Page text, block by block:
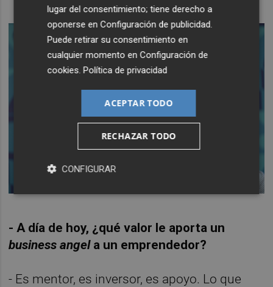
- A día de hoy, ¿qué valor le aporta un
business angela un emprendedor?
- Es mentor, es inversor, es apoyo. Lo que
lugar del consentimiento; tiene derecho a
oponerse enConfiguración de publicidad.
Puede retirar su consentimiento en
cualquier momento enConfiguración de
cookies.Política de privacidad
ACEPTAR TODO
RECHAZAR TODO
CONFIGURAR